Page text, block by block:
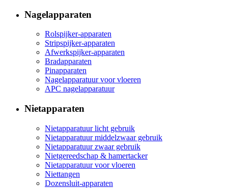
Nagelapparaten
Rolspijker-apparaten
Stripspijker-apparaten
Afwerkspijker-apparaten
Bradapparaten
Pinapparaten
Nagelapparatuur voor vloeren
APC nagelapparatuur
Nietapparaten
Nietapparatuur licht gebruik
Nietapparatuur middelzwaar gebruik
Nietapparatuur zwaar gebruik
Nietgereedschap & hamertacker
Nietapparatuur voor vloeren
Niettangen
Dozensluit-apparaten